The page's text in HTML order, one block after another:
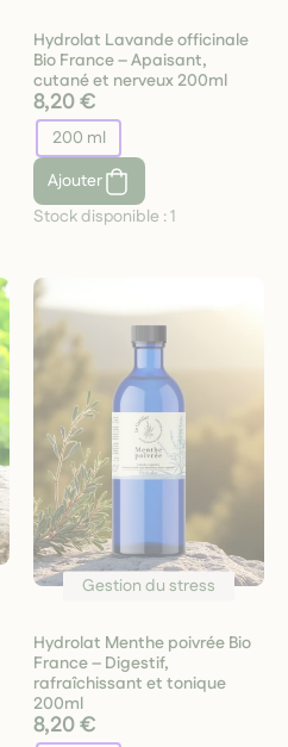
Hydrolat Lavande officinale
Bio France – Apaisant,
cutané et nerveux 200ml
8,20 €
200 ml
Ajouter
Stock disponible :1
Gestion du stress
Hydrolat Menthe poivrée Bio
France – Digestif,
rafraîchissant et tonique
200ml
8,20 €